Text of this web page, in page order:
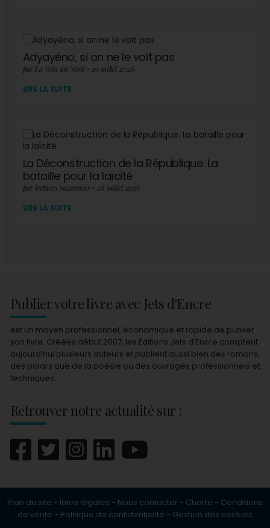
Adyayéno, si on ne le voit pas
par La Voix du Nord - 29 juillet 2026
LIRE LA SUITE
La Déconstruction de la République. La
bataille pour la laïcité
par lectures.suzannees - 28 juillet 2026
LIRE LA SUITE
Publier votre livre avec Jets d'Encre
est un moyen professionnel, économique et rapide de publier
son livre. Créées début 2007, les Éditions Jets d’Encre comptent
aujourd’hui plusieurs auteurs et publient aussi bien des romans,
des polars que de la poésie ou des ouvrages professionnels et
techniques.
Retrouver notre actualité sur :
Plan du site - Infos légales - Nous contacter - Charte - Conditions
de vente - Politique de confidentialité - Gestion des cookies